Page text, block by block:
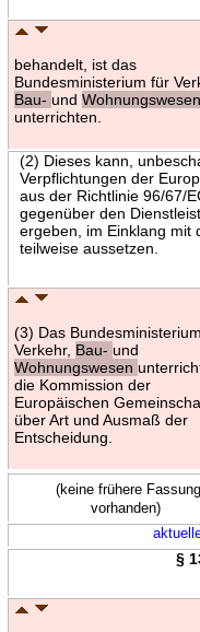
behandelt, ist das
Bundesministerium für
Bau- und Wohnungswesen
unterrichten.
(2) Dieses kann,
Verpflichtungen der
aus der Richtlinie 96/67/
gegenüber den
ergeben, im Einklang mit
teilweise aussetzen.
(3) Das
Verkehr, Bau- und
Wohnungswesen
die Kommission der
Europäischen
über Art und Ausmaß der
Entscheidung.
(keine frühere Fassung
vorhanden)
§